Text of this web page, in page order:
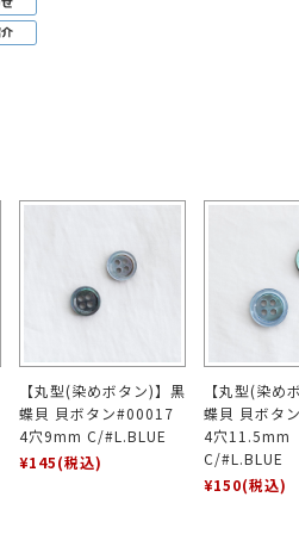
【丸型(染めボタン)】黒
蝶貝 貝ボタン#00017
4穴9mm C/#L.BLUE
¥145(税込)
【丸型(染め
蝶貝 貝ボタ
4穴11.5mm
C/#L.BLUE
¥150(税込)